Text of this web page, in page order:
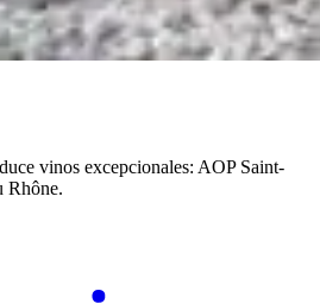
vinos excepcionales: AOP Saint-
Rhône.